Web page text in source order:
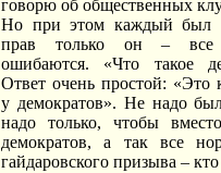
говорю об общественных
Но при этом каждый был
прав только он – все
ошибаются. «Что такое
Ответ очень простой: «Это
у демократов». Не надо
надо только, чтобы
демократов, а так все
гайдаровского призыва –